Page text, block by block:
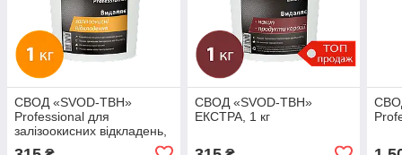
СВОД «SVOD-ТВН»
Professional для
залізоокисних відкладень,
СВОД «SVOD-ТВН»
ЕКСТРА, 1 кг